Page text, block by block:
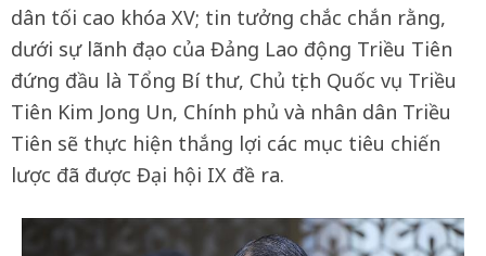
dân tối cao khóa XV; tin tưởng chắc chắn rằng,
dưới sự lãnh đạo của Đảng Lao động Triều Tiên
đứng đầu là Tổng Bí thư, Chủ tịch Quốc vụ Triều
Tiên Kim Jong Un, Chính phủ và nhân dân Triều
Tiên sẽ thực hiện thắng lợi các mục tiêu chiến
lược đã được Đại hội IX đề ra.